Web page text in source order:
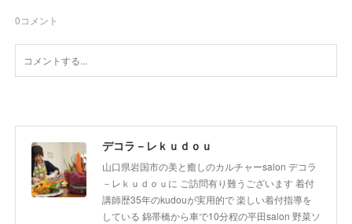
0コメント
デコラ－レｋｕｄｏｕ
山口県岩国市の美と癒しのカルチャーsalon デコラ
－レｋｕｄｏｕに ご訪問有り難うございます 着付
講師歴35年のkudouが実用的で 楽しい着付指導を
している 錦帯橋から車で10分程の平田salon 野菜ソ